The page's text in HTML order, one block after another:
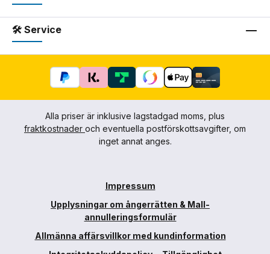
🛠 Service
Alla priser är inklusive lagstadgad moms, plus
fraktkostnader och eventuella postförskottsavgifter, om
inget annat anges.
Impressum
Upplysningar om ångerrätten & Mall-
annulleringsformulär
Allmänna affärsvillkor med kundinformation